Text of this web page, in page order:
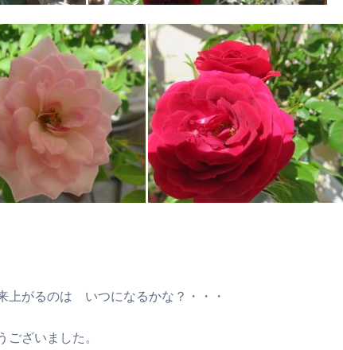
上がるのは いつになるかな？・・・
ございました。